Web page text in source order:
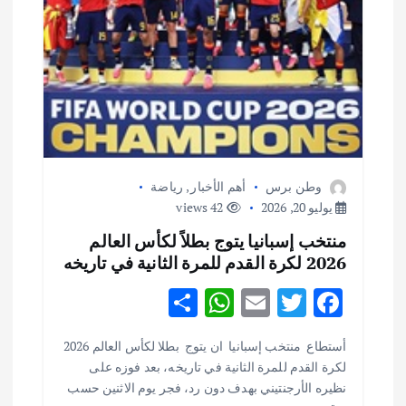
ت
وطن برس أهم الأخبار , رياضة
يوليو 20, 2026
منتخب إسبانيا يتوج بطلاً لكأس العالم
2026 لكرة القدم للمرة الثانية في تاريخه
F
e
b
T
w
it
te
E
m
ai
l
W
at
s
S
h
ar
e
أستطاع منتخب إسبانيا ان يتوج بطلا لكأس العالم 2026
لكرة القدم للمرة الثانية في تاريخه، بعد فوزه على
نظيره الأرجنتيني بهدف دون رد، فجر يوم الاثنين حسب